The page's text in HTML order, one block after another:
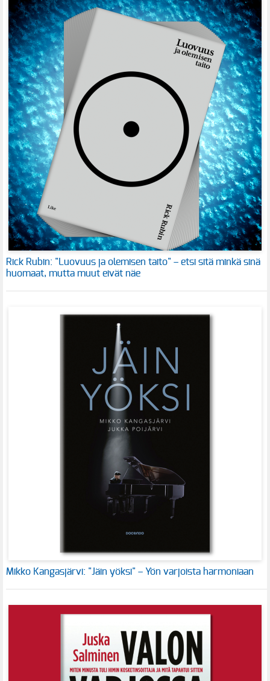
Rick Rubin: "Luovuus ja olemisen taito" – etsi sitä minkä sinä
huomaat, mutta muut eivät näe
Mikko Kangasjärvi: "Jäin yöksi" – Yön varjoista harmoniaan